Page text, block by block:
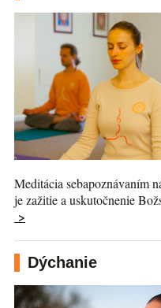
Meditácia sebapoznávaním
je zažitie a uskutočnenie
>
Dýchanie